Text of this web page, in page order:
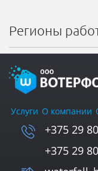
Регионы
Услуги О компании
+375 29
+375 29